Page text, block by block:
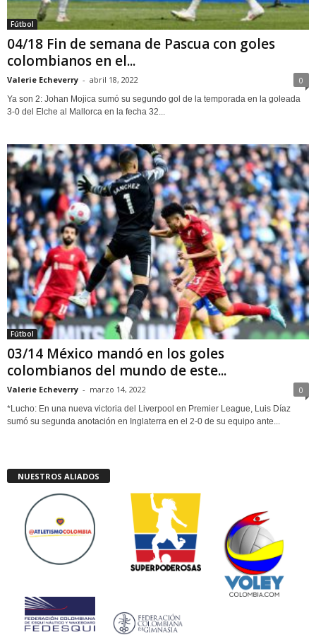
Fútbol
04/18 Fin de semana de Pascua con goles
colombianos en el...
Valerie Echeverry - abril 18, 2022 0
Ya son 2: Johan Mojica sumó su segundo gol de la temporada en la goleada
3-0 del Elche al Mallorca en la fecha 32...
Fútbol
03/14 México mandó en los goles
colombianos del mundo de este...
Valerie Echeverry - marzo 14, 2022 0
*Lucho: En una nueva victoria del Liverpool en Premier League, Luis Díaz
sumó su segunda anotación en Inglaterra en el 2-0 de su equipo ante...
NUESTROS ALIADOS